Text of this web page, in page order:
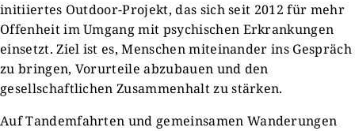
initiiertes Outdoor-Projekt, das sich seit 2012 für mehr
Offenheit im Umgang mit psychischen Erkrankungen
einsetzt. Ziel ist es, Menschen miteinander ins Gespräch
zu bringen, Vorurteile abzubauen und den
gesellschaftlichen Zusammenhalt zu stärken.
Auf Tandemfahrten und gemeinsamen Wanderungen